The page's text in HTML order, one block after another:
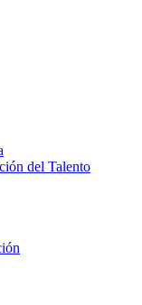
del Talento